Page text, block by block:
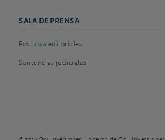
SALA DE PRENSA
Posturas editoriales
Sentencias judiciales